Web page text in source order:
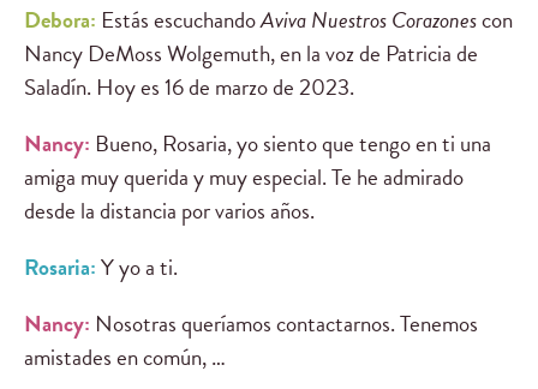
Debora: Estás escuchandoAviva Nuestros Corazonescon
Nancy DeMoss Wolgemuth, en la voz de Patricia de
Saladín. Hoy es 16 de marzo de 2023.
Nancy: Bueno, Rosaria, yo siento que tengo en ti una
amiga muy querida y muy especial. Te he admirado
desde la distancia por varios años.
Rosaria:Y yo a ti.
Nancy: Nosotras queríamos contactarnos. Tenemos
amistades en común, …